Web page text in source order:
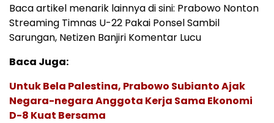
Baca artikel menarik lainnya di sini: Prabowo Nonton
Streaming Timnas U-22 Pakai Ponsel Sambil
Sarungan, Netizen Banjiri Komentar Lucu
Baca Juga:
Untuk Bela Palestina, Prabowo Subianto Ajak
Negara-negara Anggota Kerja Sama Ekonomi
D-8 Kuat Bersama